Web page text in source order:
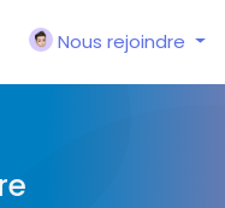
Nous rejoindre